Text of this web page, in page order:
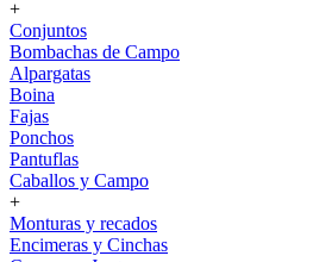
+
Conjuntos
Bombachas de Campo
Alpargatas
Boina
Fajas
Ponchos
Pantuflas
Caballos y Campo
+
Monturas y recados
Encimeras y Cinchas